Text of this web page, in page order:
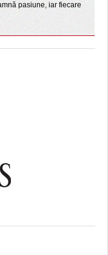
pasiune, iar fiecare